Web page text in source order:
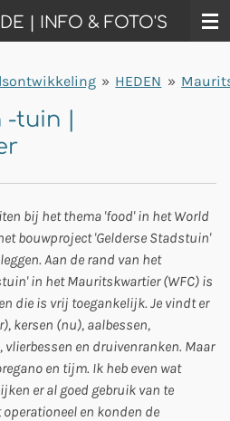
| INFO & FOTO'S
» HEDEN »
tuin |
bij het thema 'food' in het World
bouwproject 'Gelderse Stadstuin'
Aan de rand van het
in het Mauritskwartier (WFC) is
die is vrij toegankelijk. Je vindt er
kersen (nu), aalbessen,
vlierbessen en druivenranken. Maar
en tijm. Ik heb even wat
er al goed gebruik van te
en konden de